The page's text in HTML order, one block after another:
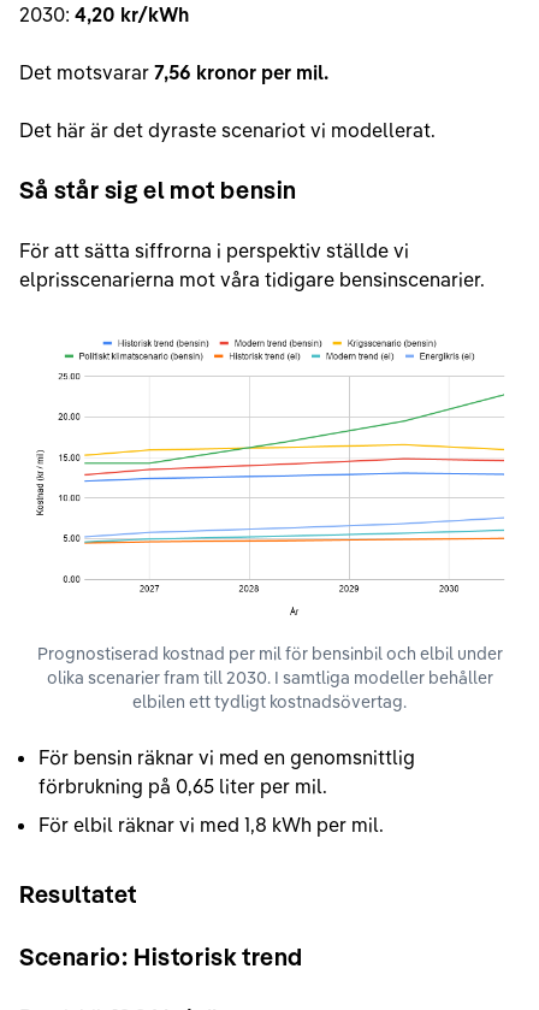
2030: 4,20 kr/kWh
Det motsvarar 7,56 kronor per mil.
Det här är det dyraste scenariot vi modellerat.
Så står sig el mot bensin
För att sätta siffrorna i perspektiv ställde vi
elprisscenarierna mot våra tidigare bensinscenarier.
Prognostiserad kostnad per mil för bensinbil och elbil under
olika scenarier fram till 2030. I samtliga modeller behåller
elbilen ett tydligt kostnadsövertag.
För bensin räknar vi med en genomsnittlig
förbrukning på 0,65 liter per mil.
För elbil räknar vi med 1,8 kWh per mil.
Resultatet
Scenario: Historisk trend